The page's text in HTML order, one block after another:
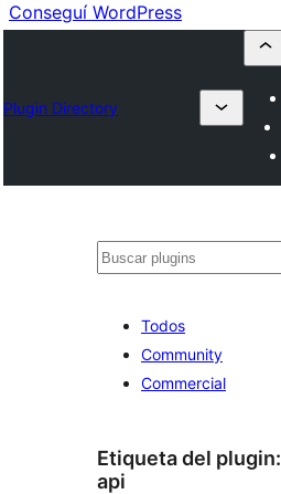
Conseguí WordPress
Plugin Directory
Buscar
Todos
Community
Commercial
Etiqueta del plugin:
api